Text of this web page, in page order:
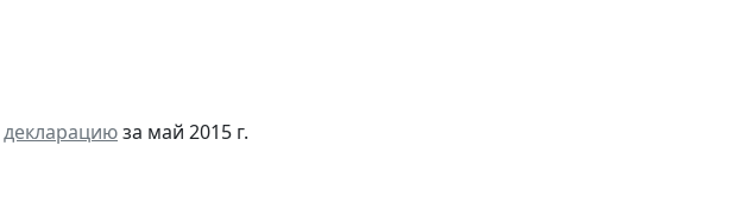
декларациюза май 2015 г.